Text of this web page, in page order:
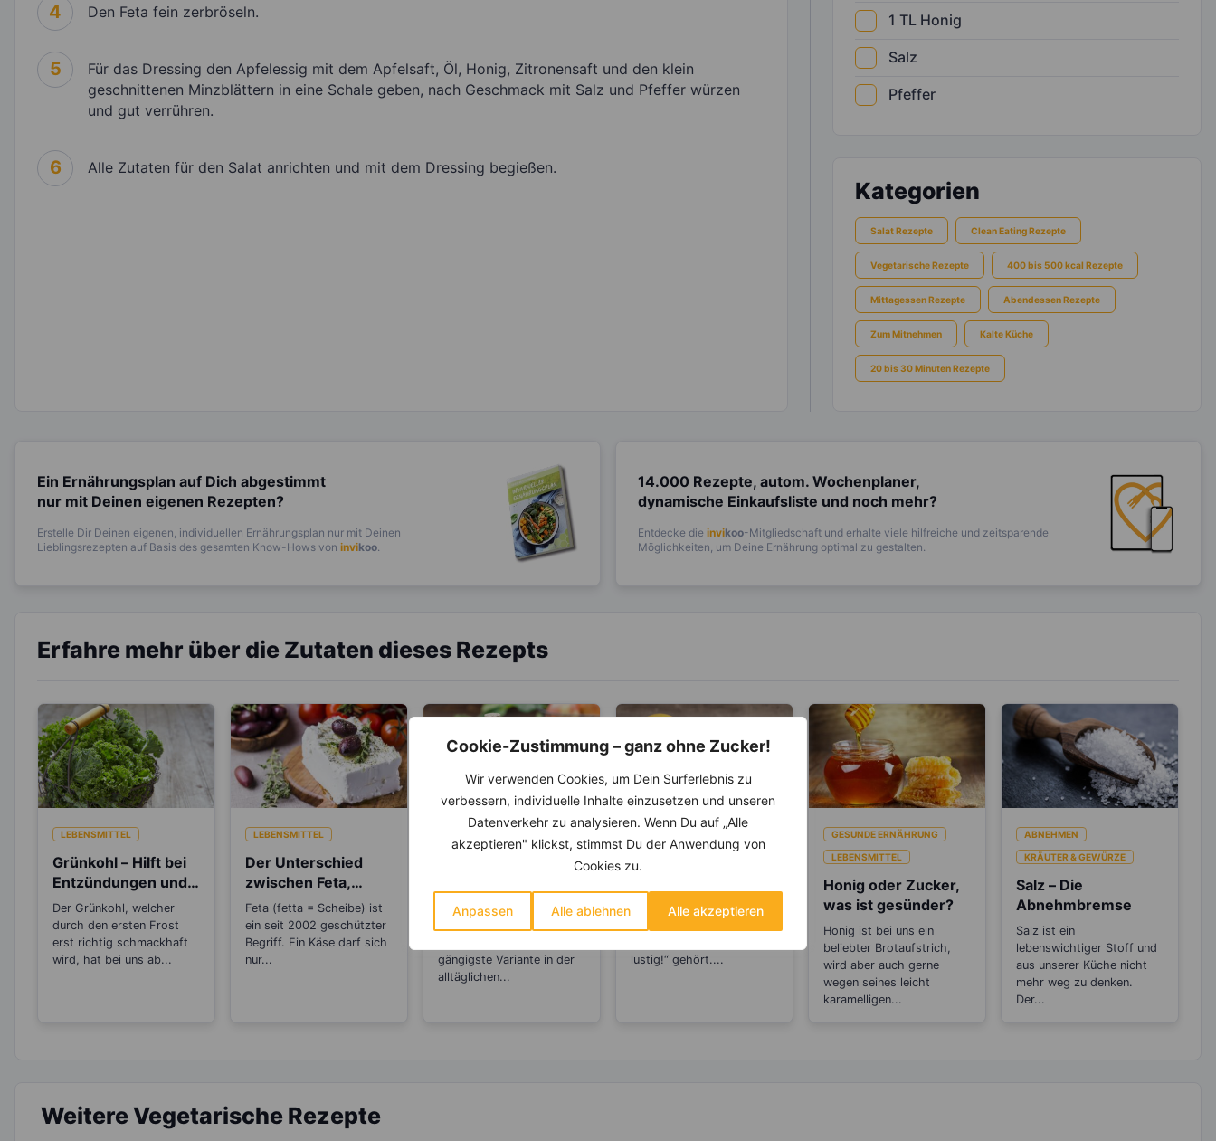
Cookie-Zustimmung – ganz ohne Zucker!
Wir verwenden Cookies, um Dein Surferlebnis zu
verbessern, individuelle Inhalte einzusetzen und unseren
Datenverkehr zu analysieren. Wenn Du auf „Alle
akzeptieren" klickst, stimmst Du der Anwendung von
Cookies zu.
Anpassen Alle ablehnen Alle akzeptieren
4 Den Feta fein zerbröseln.
5
Für das Dressing den Apfelessig mit dem Apfelsaft, Öl, Honig, Zitronensaft und den klein
geschnittenen Minzblättern in eine Schale geben, nach Geschmack mit Salz und Pfeffer würzen
und gut verrühren.
6 Alle Zutaten für den Salat anrichten und mit dem Dressing begießen.
1 TL Honig
Salz
Pfeffer
Kategorien
Salat Rezepte Clean Eating Rezepte
Vegetarische Rezepte 400 bis 500 kcal Rezepte
Mittagessen Rezepte Abendessen Rezepte
Zum Mitnehmen Kalte Küche
20 bis 30 Minuten Rezepte
Ein Ernährungsplan auf Dich abgestimmt
nur mit Deinen eigenen Rezepten?
Erstelle Dir Deinen eigenen, individuellen Ernährungsplan nur mit Deinen
Lieblingsrezepten auf Basis des gesamten Know-Hows von invikoo.
14.000 Rezepte, autom. Wochenplaner,
dynamische Einkaufsliste und noch mehr?
Entdecke die invikoo-Mitgliedschaft und erhalte viele hilfreiche und zeitsparende
Möglichkeiten, um Deine Ernährung optimal zu gestalten.
Erfahre mehr über die Zutaten dieses Rezepts
LEBENSMITTEL
Grünkohl – Hilft bei
Entzündungen und
schütz vor Krebs!
Der Grünkohl, welcher
durch den ersten Frost
erst richtig schmackhaft
wird, hat bei uns ab...
LEBENSMITTEL
Der Unterschied
zwischen Feta,
Schafskäse, Hirten-
und Balkankäse
Feta (fetta = Scheibe) ist
ein seit 2002 geschützter
Begriff. Ein Käse darf sich
nur...
Heißhunger
ausbremst
Unter den Fruchtessigen
gängigste Variante in der
alltäglichen...
Sind Zitronen sauer
Wer Zitronen mag, hat zu
lustig!“ gehört....
GESUNDE ERNÄHRUNG
LEBENSMITTEL
Honig oder Zucker,
was ist gesünder?
Honig ist bei uns ein
beliebter Brotaufstrich,
wird aber auch gerne
wegen seines leicht
karamelligen...
ABNEHMEN
KRÄUTER & GEWÜRZE
Salz – Die
Abnehmbremse
Salz ist ein
lebenswichtiger Stoff und
aus unserer Küche nicht
mehr weg zu denken.
Der...
Weitere Vegetarische Rezepte